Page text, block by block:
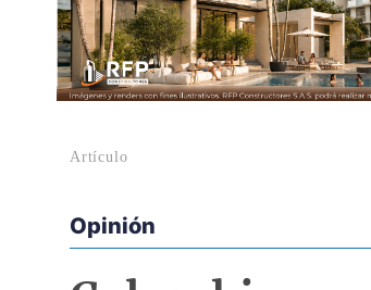
Artículo
Econoticias y Eventos
Opinión